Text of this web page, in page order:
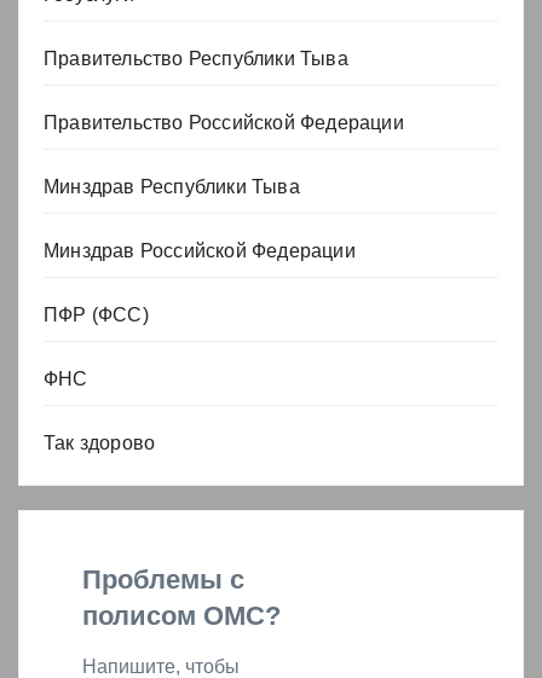
Правительство Республики Тыва
Правительство Российской Федерации
Минздрав Республики Тыва
Минздрав Российской Федерации
ПФР (ФСС)
ФНС
Так здорово
Проблемы с
полисом ОМС?
Напишите, чтобы